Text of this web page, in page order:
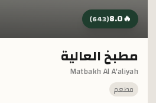
🔥
8.0
(
643
)
مطبخ العالية
Matbakh Al A'aliyah
مطعم